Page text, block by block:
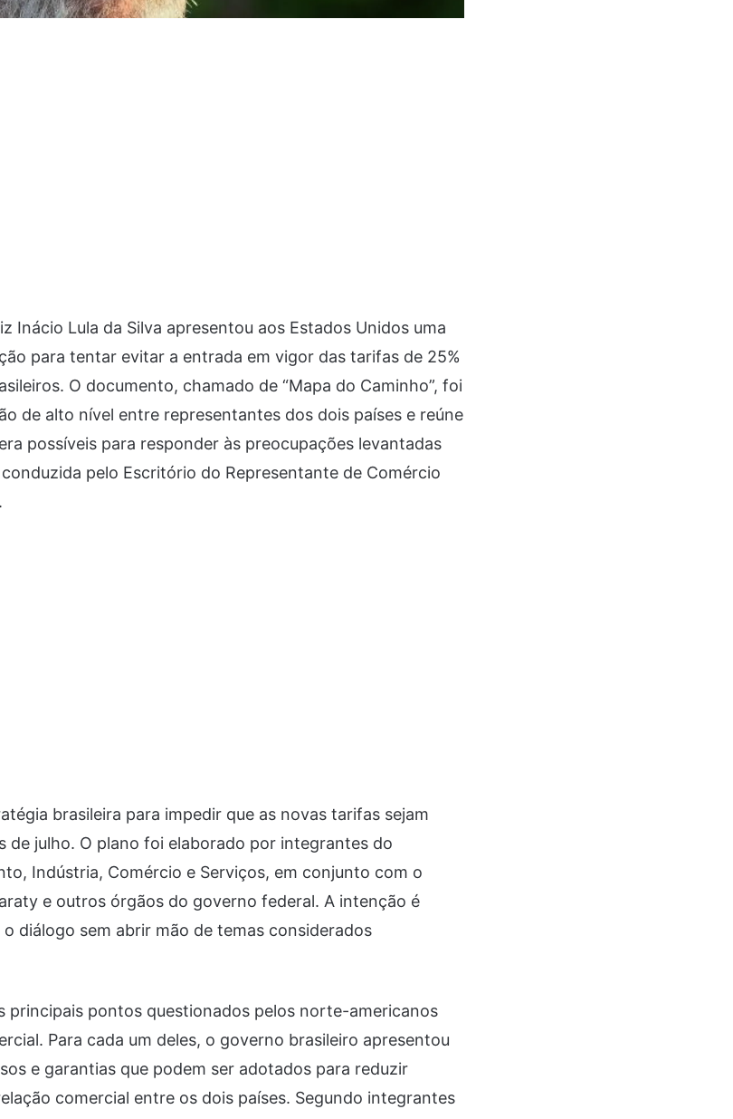
Inácio Lula da Silva apresentou aos Estados Unidos uma
para tentar evitar a entrada em vigor das tarifas de 25%
O documento, chamado de “Mapa do Caminho”, foi
de alto nível entre representantes dos dois países e reúne
possíveis para responder às preocupações levantadas
pelo Escritório do Representante de Comércio
brasileira para impedir que as novas tarifas sejam
de julho. O plano foi elaborado por integrantes do
Indústria, Comércio e Serviços, em conjunto com o
e outros órgãos do governo federal. A intenção é
diálogo sem abrir mão de temas considerados
principais pontos questionados pelos norte-americanos
Para cada um deles, o governo brasileiro apresentou
e garantias que podem ser adotados para reduzir
comercial entre os dois países. Segundo integrantes